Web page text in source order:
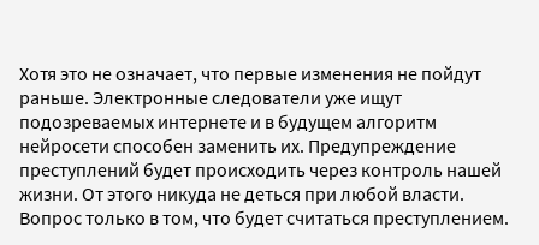
Хотя это не означает, что первые изменения не пойдут
раньше. Электронные следователи уже ищут
подозреваемых интернете и в будущем алгоритм
нейросети способен заменить их. Предупреждение
преступлений будет происходить через контроль нашей
жизни. От этого никуда не деться при любой власти.
Вопрос только в том, что будет считаться преступлением.